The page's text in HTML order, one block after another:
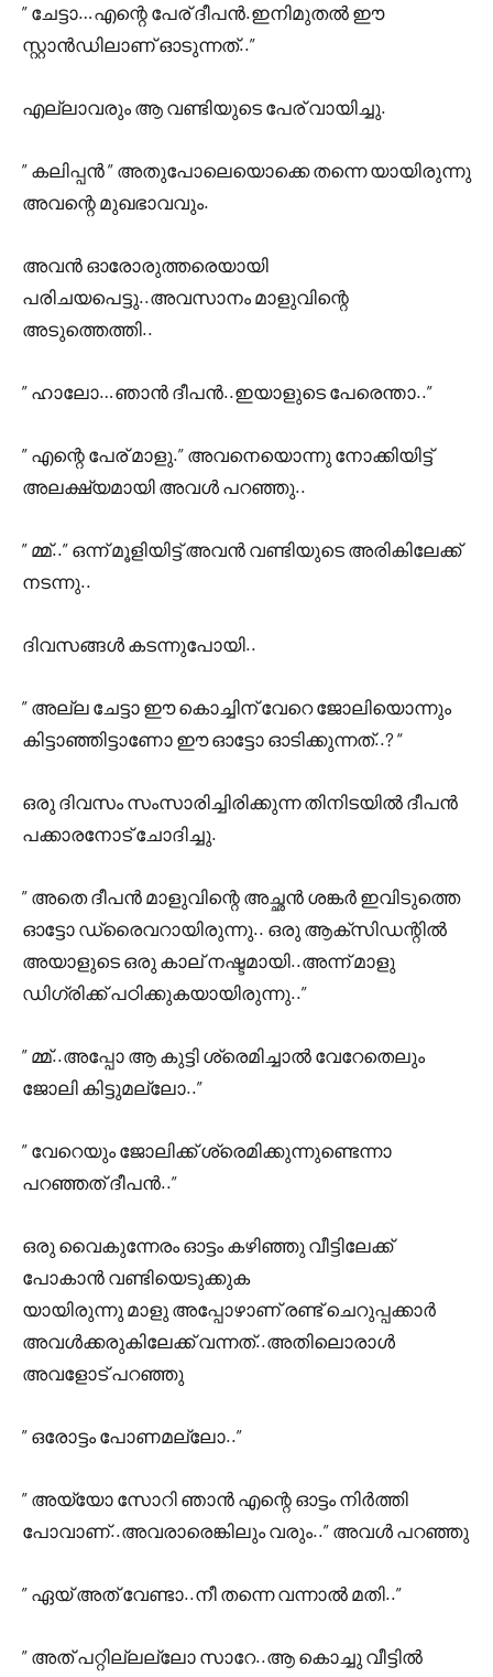
” ചേട്ടാ…എന്റെ പേര് ദീപൻ.ഇനിമുതൽ ഈ
സ്റ്റാൻഡിലാണ് ഓടുന്നത്‌..”
എല്ലാവരും ആ വണ്ടിയുടെ പേര് വായിച്ചു.
” കലിപ്പൻ ” അതുപോലെയൊക്കെ തന്നെ യായിരുന്നു
അവന്റെ മുഖഭാവവും.
അവൻ ഓരോരുത്തരെയായി
പരിചയപെട്ടു..അവസാനം മാളുവിന്റെ
അടുത്തെത്തി..
” ഹാലോ…ഞാൻ ദീപൻ..ഇയാളുടെ പേരെന്താ..”
” എന്റെ പേര് മാളു.” അവനെയൊന്നു നോക്കിയിട്ട്
അലക്ഷ്യമായി അവൾ പറഞ്ഞു..
” മ്മ്..” ഒന്ന് മൂളിയിട്ട് അവൻ വണ്ടിയുടെ അരികിലേക്ക്
നടന്നു..
ദിവസങ്ങൾ കടന്നുപോയി..
” അല്ല ചേട്ടാ ഈ കൊച്ചിന് വേറെ ജോലിയൊന്നും
കിട്ടാഞ്ഞിട്ടാണോ ഈ ഓട്ടോ ഓടിക്കുന്നത്..? “
ഒരു ദിവസം സംസാരിച്ചിരിക്കുന്ന തിനിടയിൽ ദീപൻ
പക്കാരനോട് ചോദിച്ചു.
” അതെ ദീപൻ മാളുവിന്റെ അച്ഛൻ ശങ്കർ ഇവിടുത്തെ
ഓട്ടോ ഡ്രൈവറായിരുന്നു.. ഒരു ആക്‌സിഡന്റിൽ
അയാളുടെ ഒരു കാല് നഷ്ടമായി..അന്ന് മാളു
ഡിഗ്രിക്ക് പഠിക്കുകയായിരുന്നു..”
” മ്മ്..അപ്പോ ആ കുട്ടി ശ്രെമിച്ചാൽ വേറേതെലും
ജോലി കിട്ടുമല്ലോ..”
” വേറെയും ജോലിക്ക് ശ്രെമിക്കുന്നുണ്ടെന്നാ
പറഞ്ഞത് ദീപൻ..”
ഒരു വൈകുന്നേരം ഓട്ടം കഴിഞ്ഞു വീട്ടിലേക്ക്
പോകാൻ വണ്ടിയെടുക്കുക
യായിരുന്നു മാളു അപ്പോഴാണ് രണ്ട് ചെറുപ്പക്കാർ
അവൾക്കരുകിലേക്ക് വന്നത്..അതിലൊരാൾ
അവളോട് പറഞ്ഞു
” ഒരോട്ടം പോണമല്ലോ..”
” അയ്യോ സോറി ഞാൻ എന്റെ ഓട്ടം നിർത്തി
പോവാണ്..അവരാരെങ്കിലും വരും..” അവൾ പറഞ്ഞു
” ഏയ്‌ അത് വേണ്ടാ..നീ തന്നെ വന്നാൽ മതി..”
” അത് പറ്റില്ലല്ലോ സാറേ..ആ കൊച്ചു വീട്ടിൽ